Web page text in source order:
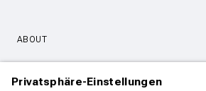
ABOUT
SERVICE & SUPPORT